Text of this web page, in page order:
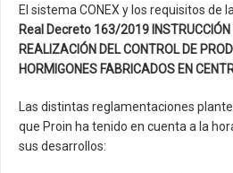
El sistema CONEX y los requisitos de
Real Decreto 163/2019
REALIZACIÓN DEL CONTROL DE
HORMIGONES FABRICADOS EN
Las distintas reglamentaciones
que Proin ha tenido en cuenta a la
sus desarrollos: